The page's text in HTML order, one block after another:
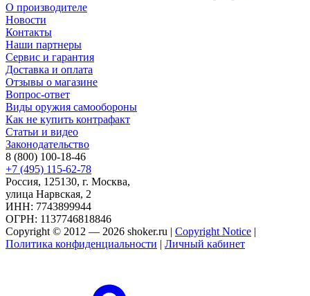
О производителе
Новости
Контакты
Наши партнеры
Сервис и гарантия
Доставка и оплата
Отзывы о магазине
Вопрос-ответ
Виды оружия самообороны
Как не купить контрафакт
Статьи и видео
Законодательство
8 (800) 100-18-46
+7 (495) 115-62-78
Россия, 125130, г. Москва,
улица Нарвская, 2
ИНН: 7743899944
ОГРН: 1137746818846
Copyright © 2012 — 2026 shoker.ru | Copyright Notice |
Политика конфиденциальности | Личный кабинет